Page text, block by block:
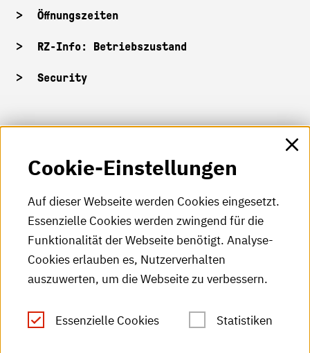
Öffnungszeiten
RZ-Info: Betriebszustand
Security
HKA-Shop
HKA-Videos
HKA-Podcast
HKA-Publikationen
RSS-Feed
Leichte Sprache
Cookie-Einstellungen
Auf dieser Webseite werden Cookies eingesetzt.
Essenzielle Cookies werden zwingend für die
Funktionalität der Webseite benötigt. Analyse-
Cookies erlauben es, Nutzerverhalten
auszuwerten, um die Webseite zu verbessern.
Essenzielle Cookies Statistiken